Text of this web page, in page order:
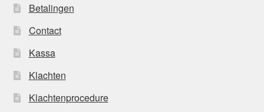
Betalingen
Contact
Kassa
Klachten
Klachtenprocedure